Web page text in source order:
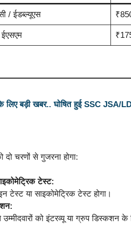
/ ईडब्ल्यूएस
लिए बड़ी खबर.. घोषित हुई SSC JSA/
दो चरणों से गुजरना होगा:
टेस्ट:
टेस्ट या साइकोमेट्रिक टेस्ट होगा।
उम्मीदवारों को इंटरव्यू या ग्रुप डिस्कशन के